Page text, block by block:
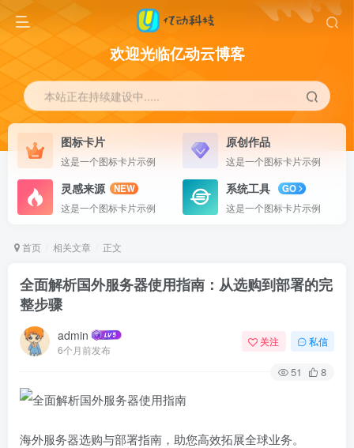
欢迎光临亿动云博客
本站正在持续建设中.....
图标卡片
这是一个图标卡片示例
原创作品
这是一个图标卡片示例
灵感来源
NEW
这是一个图标卡片示例
系统工具
GO
这是一个图标卡片示例
首页 相关文章 正文
全面解析国外服务器使用指南：从选购到部署的完
整步骤
admin
6个月前发布
关注 私信
51 8
海外服务器选购与部署指南，助您高效拓展全球业务。